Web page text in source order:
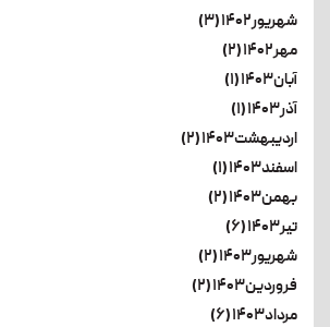
شهریور۱۴۰۲ (۳)
مهر۱۴۰۲ (۲)
آبان۱۴۰۳ (۱)
آذر۱۴۰۳ (۱)
اردیبهشت۱۴۰۳ (۲)
اسفند۱۴۰۳ (۱)
بهمن۱۴۰۳ (۲)
تیر۱۴۰۳ (۶)
شهریور۱۴۰۳ (۲)
فروردین۱۴۰۳ (۲)
مرداد۱۴۰۳ (۶)